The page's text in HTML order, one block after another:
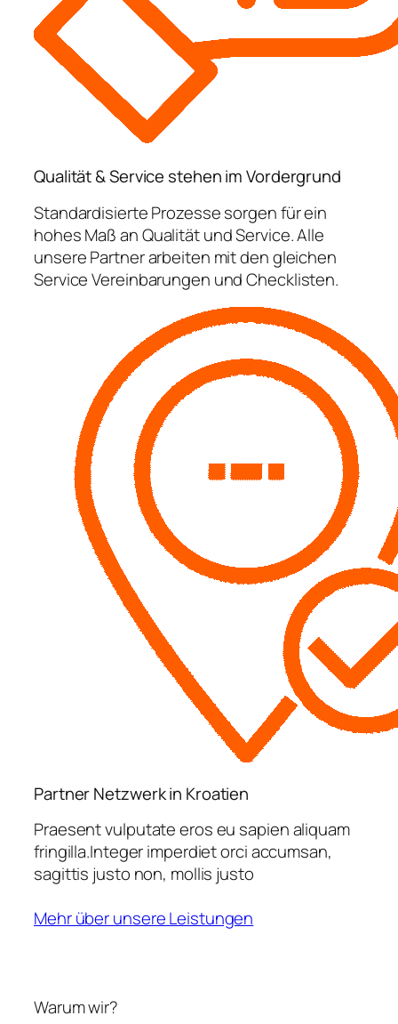
Qualität & Service stehen im Vordergrund
Standardisierte Prozesse sorgen für ein
hohes Maß an Qualität und Service. Alle
unsere Partner arbeiten mit den gleichen
Service Vereinbarungen und Checklisten.
Partner Netzwerk in Kroatien
Praesent vulputate eros eu sapien aliquam
fringilla.Integer imperdiet orci accumsan,
sagittis justo non, mollis justo
Mehr über unsere Leistungen
Warum wir?